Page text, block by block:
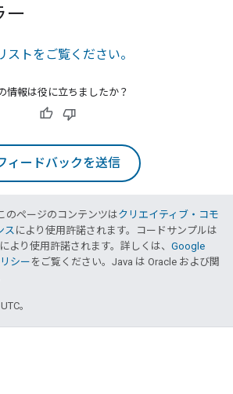
ー
トをご覧ください。
情報は役に立ちましたか？
ィードバックを送信
のページのコンテンツはクリエイティブ・コモ
ス により使用許諾されます。コードサンプルは
により使用許諾されます。詳しくは、 Google
シー をご覧ください。Java は Oracle および関
。